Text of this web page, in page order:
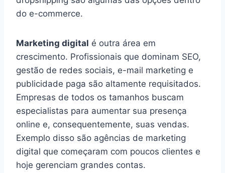
do e-commerce.
Marketing digital é outra área em
crescimento. Profissionais que dominam SEO,
gestão de redes sociais, e-mail marketing e
publicidade paga são altamente requisitados.
Empresas de todos os tamanhos buscam
especialistas para aumentar sua presença
online e, consequentemente, suas vendas.
Exemplo disso são agências de marketing
digital que começaram com poucos clientes e
hoje gerenciam grandes contas.